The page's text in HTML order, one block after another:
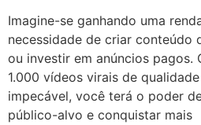
Imagine-se ganhando uma
necessidade de criar conteúdo
ou investir em anúncios pagos.
1.000 vídeos virais de qualidade
impecável, você terá o poder
público-alvo e conquistar mais